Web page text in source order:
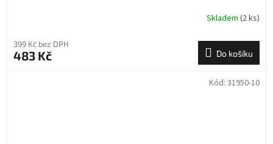
Skladem (2 ks)
399 Kč bez DPH
483 Kč Do košíku
Kód: 31950-10